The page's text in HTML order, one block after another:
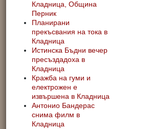
Кладница, Община
Перник
Планирани
прекъсвания на тока в
Кладница
Истинска Бъдни вечер
пресъздадоха в
Кладница
Кражба на гуми и
електрожен е
извършена в Кладница
Антонио Бандерас
снима филм в
Кладница